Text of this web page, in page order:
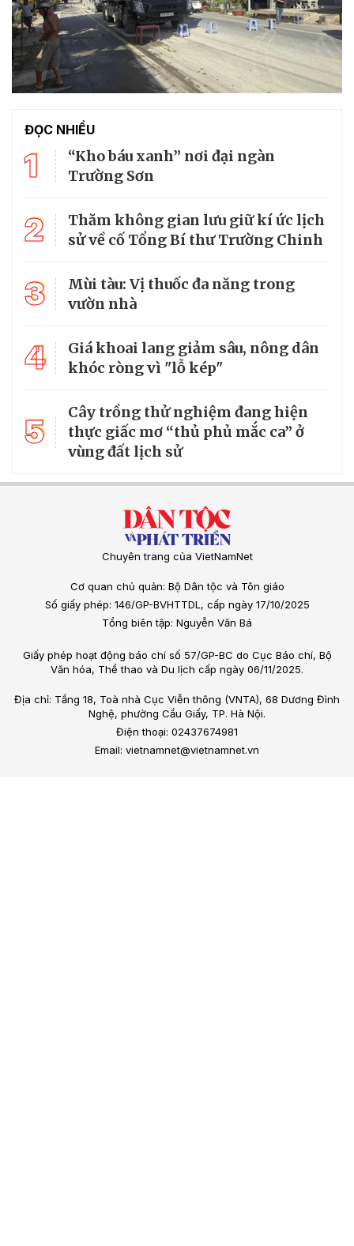
ĐỌC NHIỀU
1
“Kho báu xanh” nơi đại ngàn
Trường Sơn
2
Thăm không gian lưu giữ kí ức lịch
sử về cố Tổng Bí thư Trường Chinh
3
Mùi tàu: Vị thuốc đa năng trong
vườn nhà
4
Giá khoai lang giảm sâu, nông dân
khóc ròng vì "lỗ kép"
5
Cây trồng thử nghiệm đang hiện
thực giấc mơ “thủ phủ mắc ca” ở
vùng đất lịch sử
Chuyên trang của VietNamNet
Cơ quan chủ quản: Bộ Dân tộc và Tôn giáo
Số giấy phép: 146/GP-BVHTTDL, cấp ngày 17/10/2025
Tổng biên tập: Nguyễn Văn Bá
Giấy phép hoạt động báo chí số 57/GP-BC do Cục Báo chí, Bộ
Văn hóa, Thể thao và Du lịch cấp ngày 06/11/2025.
Địa chỉ: Tầng 18, Toà nhà Cục Viễn thông (VNTA), 68 Dương Đình
Nghệ, phường Cầu Giấy, TP. Hà Nội.
Điện thoại: 02437674981
Email: vietnamnet@vietnamnet.vn